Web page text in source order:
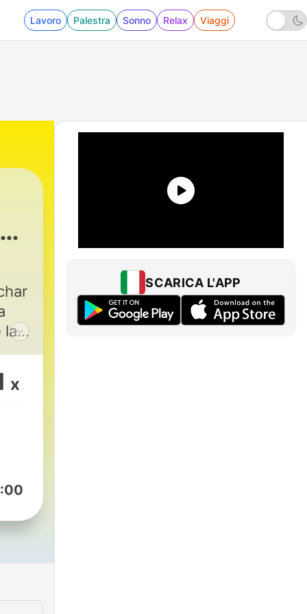
Lavoro Palestra Sonno Relax Viaggi
la
x
SCARICA L'APP